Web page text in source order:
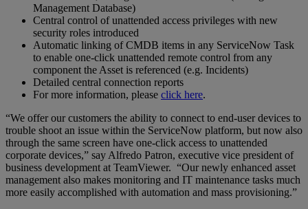
Management Database)
Central control of unattended access privileges with new
security roles introduced
Automatic linking of CMDB items in any ServiceNow Task
to enable one-click unattended remote control from any
component the Asset is referenced (e.g. Incidents)
Detailed central connection reports
For more information, please click here.
“We offer our customers the ability to connect to end-user devices to
trouble shoot an issue within the ServiceNow platform, but now also
through the same screen have one-click access to unattended
corporate devices,” say Alfredo Patron, executive vice president of
business development at TeamViewer. “Our newly enhanced asset
management also makes monitoring and IT maintenance tasks much
more easily accomplished with automation and mass provisioning.”